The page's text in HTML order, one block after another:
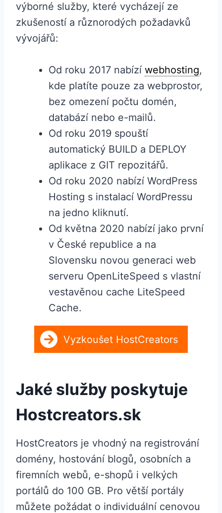
výborné služby, které vycházejí ze
zkušeností a různorodých požadavků
vývojářů:
Od roku 2017 nabízí webhosting,
kde platíte pouze za webprostor,
bez omezení počtu domén,
databází nebo e-mailů.
Od roku 2019 spouští
automatický BUILD a DEPLOY
aplikace z GIT repozitářů.
Od roku 2020 nabízí WordPress
Hosting s instalací WordPressu
na jedno kliknutí.
Od května 2020 nabízí jako první
v České republice a na
Slovensku novou generaci web
serveru OpenLiteSpeed ​​s vlastní
vestavěnou cache LiteSpeed ​​
Cache.
Vyzkoušet HostCreators
Jaké služby poskytuje
Hostcreators.sk
HostCreators je vhodný na registrování
domény, hostování blogů, osobních a
firemních webů, e-shopů i velkých
portálů do 100 GB. Pro větší portály
můžete požádat o individuální cenovou